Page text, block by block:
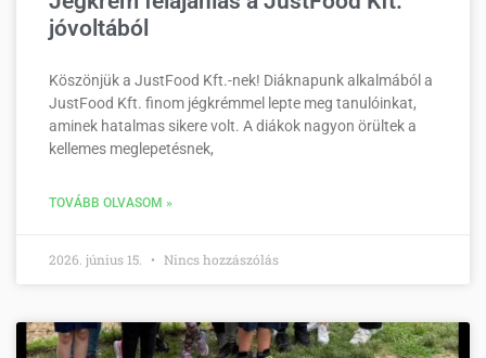
jóvoltából
Köszönjük a JustFood Kft.-nek! Diáknapunk alkalmából a
JustFood Kft. finom jégkrémmel lepte meg tanulóinkat,
aminek hatalmas sikere volt. A diákok nagyon örültek a
kellemes meglepetésnek,
TOVÁBB OLVASOM »
2026. június 15. Nincs hozzászólás